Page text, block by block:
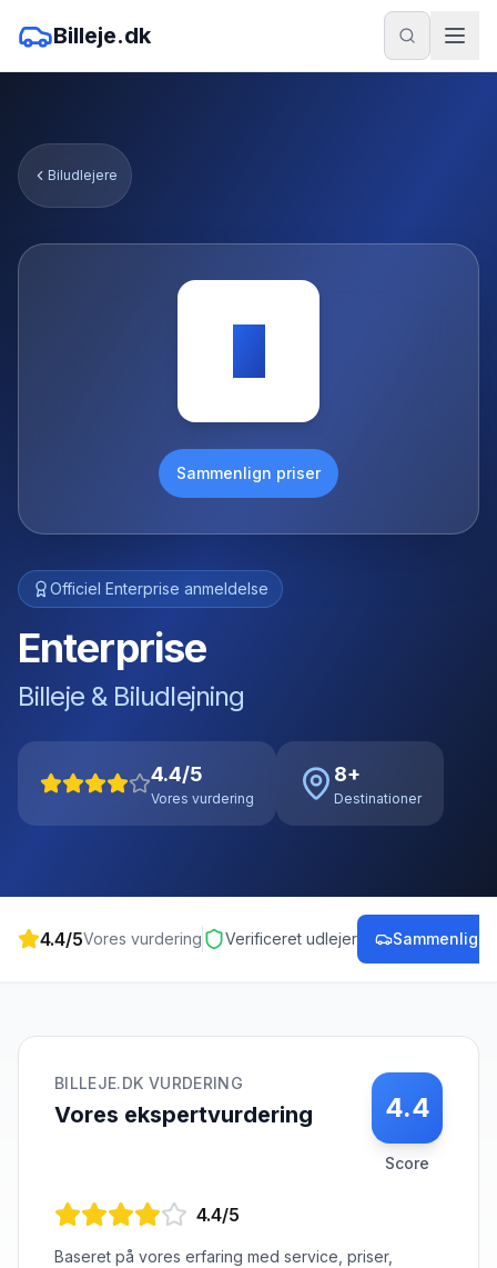
Billeje.dk
Biludlejere
E
Sammenlign priser
Officiel Enterprise anmeldelse
Enterprise
Billeje & Biludlejning
4.4/5
Vores vurdering
8+
Destinationer
4.4/5Vores vurdering Verificeret udlejer Sammenlign
BILLEJE.DK VURDERING
Vores ekspertvurdering 4.4
Score
4.4/5
Baseret på vores erfaring med service, priser,